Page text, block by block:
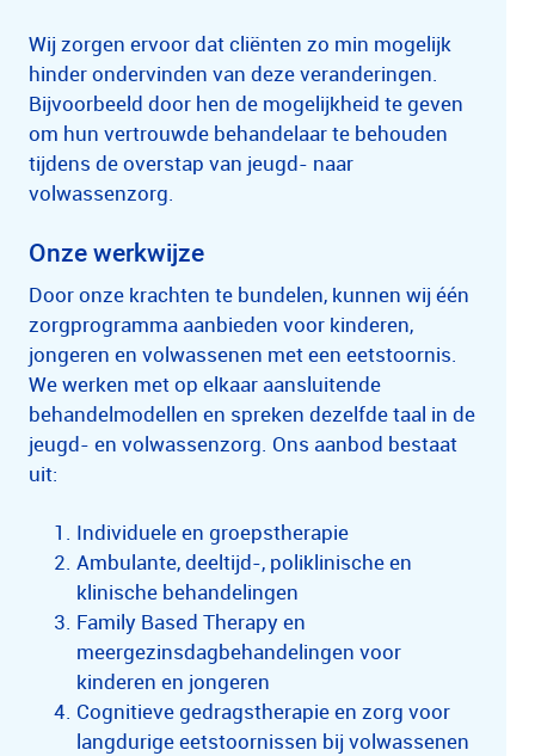
Wij zorgen ervoor dat cliënten zo min mogelijk
hinder ondervinden van deze veranderingen.
Bijvoorbeeld door hen de mogelijkheid te geven
om hun vertrouwde behandelaar te behouden
tijdens de overstap van jeugd- naar
volwassenzorg.
Onze werkwijze
Door onze krachten te bundelen, kunnen wij één
zorgprogramma aanbieden voor kinderen,
jongeren en volwassenen met een eetstoornis.
We werken met op elkaar aansluitende
behandelmodellen en spreken dezelfde taal in de
jeugd- en volwassenzorg. Ons aanbod bestaat
uit:
Individuele en groepstherapie
Ambulante, deeltijd-, poliklinische en
klinische behandelingen
Family Based Therapy en
meergezinsdagbehandelingen voor
kinderen en jongeren
Cognitieve gedragstherapie en zorg voor
langdurige eetstoornissen bij volwassenen